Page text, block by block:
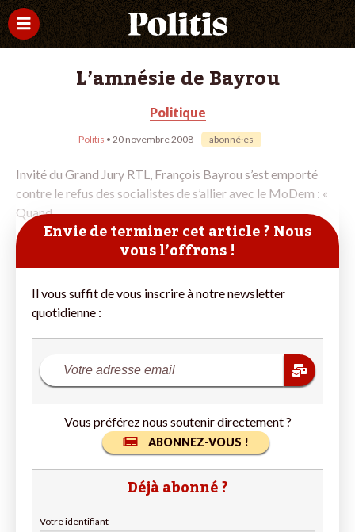
L’amnésie de Bayrou
Politique
Politis • 20 novembre 2008 abonné·es
Invité du Grand Jury RTL, François Bayrou s’est emporté
contre le refus des socialistes de s’allier avec le MoDem : «
Quand,
Envie de terminer cet article ? Nous
vous l’offrons !
Il vous suffit de vous inscrire à notre newsletter
quotidienne :
Vous préférez nous soutenir directement ?
ABONNEZ-VOUS !
Déjà abonné ?
Votre identifiant